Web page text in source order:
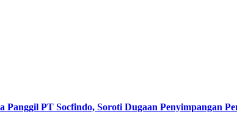
PT Socfindo, Soroti Dugaan Penyimpangan